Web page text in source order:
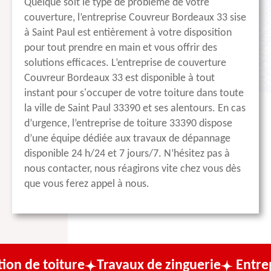
Quelque soit le type de problème de votre
couverture, l’entreprise Couvreur Bordeaux 33 sise
à Saint Paul est entièrement à votre disposition
pour tout prendre en main et vous offrir des
solutions efficaces. L’entreprise de couverture
Couvreur Bordeaux 33 est disponible à tout
instant pour s'occuper de votre toiture dans toute
la ville de Saint Paul 33390 et ses alentours. En cas
d’urgence, l’entreprise de toiture 33390 dispose
d’une équipe dédiée aux travaux de dépannage
disponible 24 h/24 et 7 jours/7. N’hésitez pas à
nous contacter, nous réagirons vite chez vous dès
que vous ferez appel à nous.
Travaux de zinguerie Entreprise de